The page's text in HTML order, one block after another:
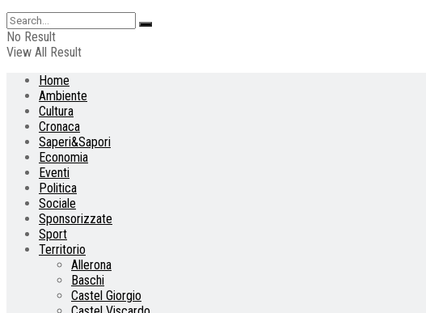
No Result
View All Result
Home
Ambiente
Cultura
Cronaca
Saperi&Sapori
Economia
Eventi
Politica
Sociale
Sponsorizzate
Sport
Territorio
Allerona
Baschi
Castel Giorgio